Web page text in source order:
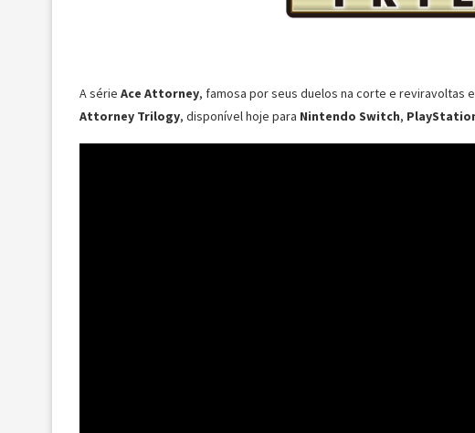
A série Ace Attorney, famosa por seus duelos na corte e reviravoltas
Attorney Trilogy, disponível hoje para Nintendo Switch,